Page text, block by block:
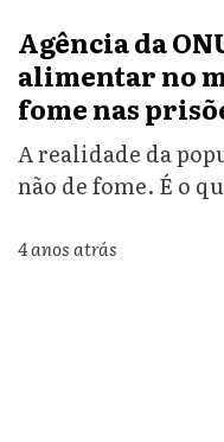
Agência da
alimentar no
fome nas
A realidade da
não de fome. É o
4 anos atrás